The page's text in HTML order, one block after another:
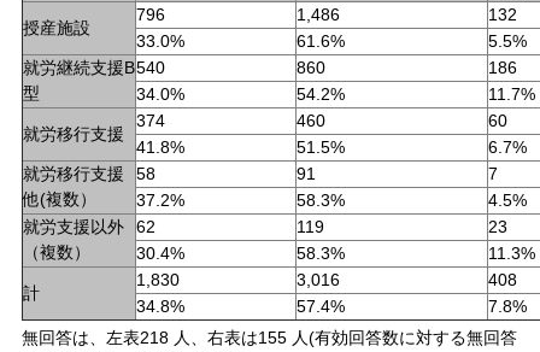
授産施設
796 1,486
132
33.0%
61.6%
5.5%
就労継続支援B
型
540 860
186
34.0%
54.2% 11.7%
就労移行支援
374 460
60
41.8%
51.5%
6.7%
就労移行支援
他(複数）
58 91
7
37.2%
58.3%
4.5%
就労支援以外
（複数）
62 119
23
30.4%
58.3% 11.3%
計
1,830 3,016
408
34.8%
57.4%
7.8%
無回答は、左表218 人、右表は155 人(有効回答数に対する無回答